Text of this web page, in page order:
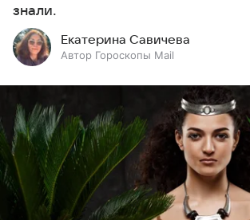
знали.
Екатерина Савичева
Автор Гороскопы Mail